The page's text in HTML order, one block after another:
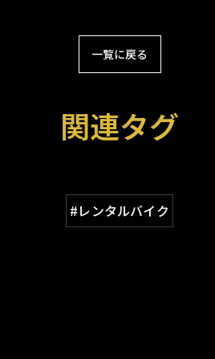
一覧に戻る
関連タグ
#レンタルバイク